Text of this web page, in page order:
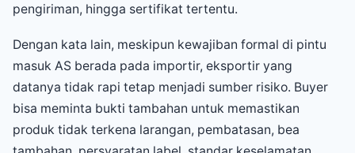
pengiriman, hingga sertifikat tertentu.
Dengan kata lain, meskipun kewajiban formal di pintu
masuk AS berada pada importir, eksportir yang
datanya tidak rapi tetap menjadi sumber risiko. Buyer
bisa meminta bukti tambahan untuk memastikan
produk tidak terkena larangan, pembatasan, bea